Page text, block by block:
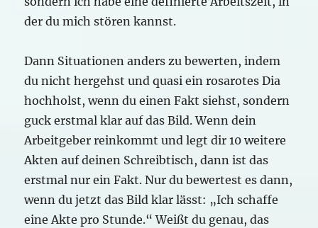
der du mich stören kannst.
Dann Situationen anders zu bewerten, indem
du nicht hergehst und quasi ein rosarotes Dia
hochholst, wenn du einen Fakt siehst, sondern
guck erstmal klar auf das Bild. Wenn dein
Arbeitgeber reinkommt und legt dir 10 weitere
Akten auf deinen Schreibtisch, dann ist das
erstmal nur ein Fakt. Nur du bewertest es dann,
wenn du jetzt das Bild klar lässt: „Ich schaffe
eine Akte pro Stunde.“ Weißt du genau, das